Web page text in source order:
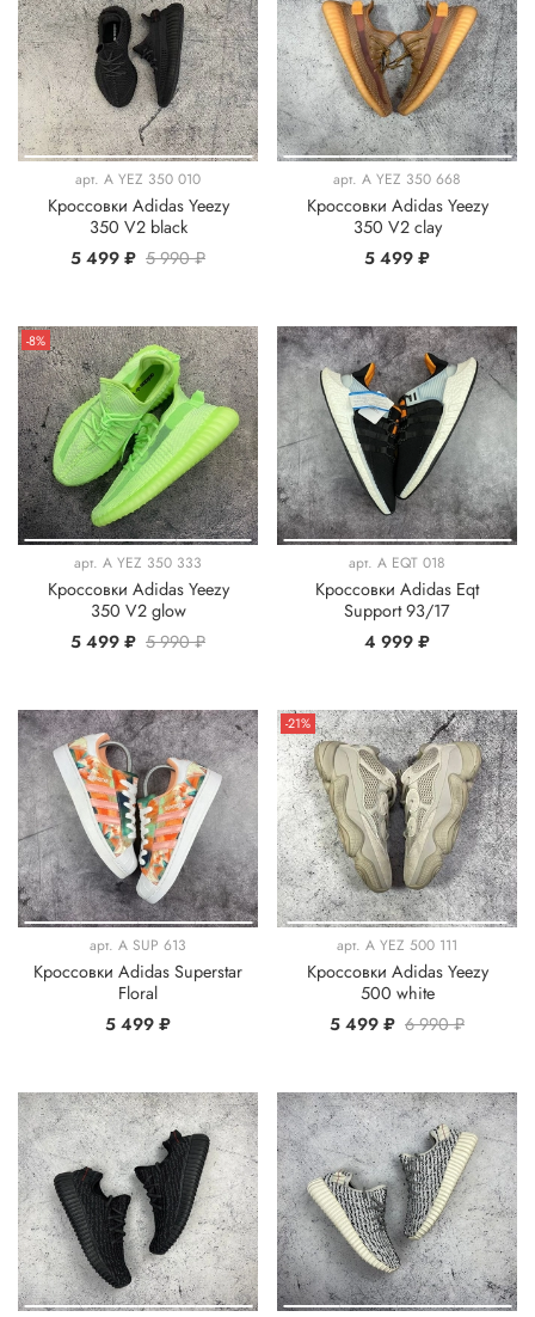
арт. A YEZ 350 010
Кроссовки Adidas Yeezy
350 V2 black
5 499 ₽ 5 990 ₽
арт. A YEZ 350 668
Кроссовки Adidas Yeezy
350 V2 clay
5 499 ₽
-8%
арт. A YEZ 350 333
Кроссовки Adidas Yeezy
350 V2 glow
5 499 ₽ 5 990 ₽
арт. A EQT 018
Кроссовки Adidas Eqt
Support 93/17
4 999 ₽
арт. A SUP 613
Кроссовки Adidas Superstar
Floral
5 499 ₽
-21%
арт. A YEZ 500 111
Кроссовки Adidas Yeezy
500 white
5 499 ₽ 6 990 ₽